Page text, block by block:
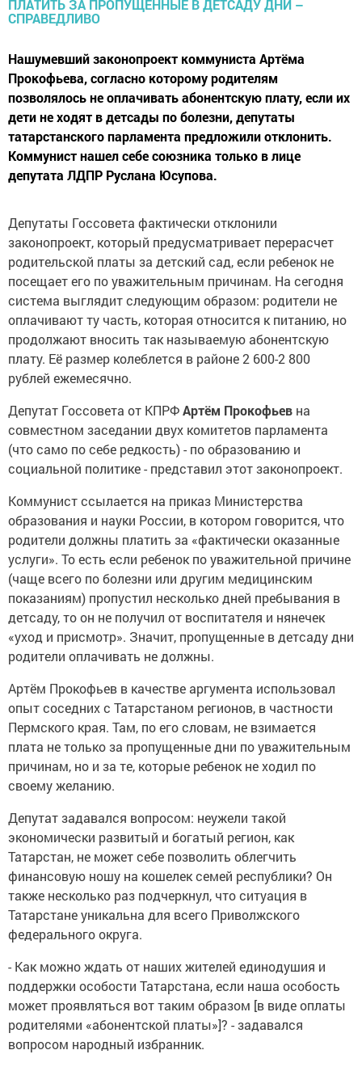
Нашумевший законопроект коммуниста Артёма
Прокофьева, согласно которому родителям
позволялось не оплачивать абонентскую плату, если их
дети не ходят в детсады по болезни, депутаты
татарстанского парламента предложили отклонить.
Коммунист нашел себе союзника только в лице
депутата ЛДПР Руслана Юсупова.
Депутаты Госсовета фактически отклонили
законопроект, который предусматривает перерасчет
родительской платы за детский сад, если ребенок не
посещает его по уважительным причинам. На сегодня
система выглядит следующим образом: родители не
оплачивают ту часть, которая относится к питанию, но
продолжают вносить так называемую абонентскую
плату. Её размер колеблется в районе 2 600-2 800
рублей ежемесячно.
Депутат Госсовета от КПРФАртём Прокофьев на
совместном заседании двух комитетов парламента
(что само по себе редкость) - по образованию и
социальной политике - представил этот законопроект.
Коммунист ссылается на приказ Министерства
образования и науки России, в котором говорится, что
родители должны платить за «фактически оказанные
услуги». То есть если ребенок по уважительной причине
(чаще всего по болезни или другим медицинским
показаниям) пропустил несколько дней пребывания в
детсаду, то он не получил от воспитателя и нянечек
«уход и присмотр». Значит, пропущенные в детсаду дни
родители оплачивать не должны.
Артём Прокофьев в качестве аргумента использовал
опыт соседних с Татарстаном регионов, в частности
Пермского края. Там, по его словам, не взимается
плата не только за пропущенные дни по уважительным
причинам, но и за те, которые ребенок не ходил по
своему желанию.
Депутат задавался вопросом: неужели такой
экономически развитый и богатый регион, как
Татарстан, не может себе позволить облегчить
финансовую ношу на кошелек семей республики? Он
также несколько раз подчеркнул, что ситуация в
Татарстане уникальна для всего Приволжского
федерального округа.
- Как можно ждать от наших жителей единодушия и
поддержки особости Татарстана, если наша особость
может проявляться вот таким образом [в виде оплаты
родителями «абонентской платы»]? - задавался
вопросом народный избранник.